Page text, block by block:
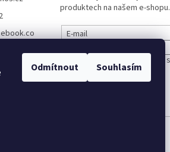
Odmítnout Souhlasím
produktech na našem e-shopu.
E-mail
Vložením e-mailu souhlasíte
údajů